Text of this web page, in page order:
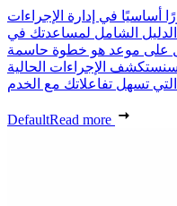
في إدارة الإجراءات
الدليل الشامل لمساعدتك في
2027. الحصول على موعد هو خطوة حاسمة
الإجراءات الحالية
DefaultRead more